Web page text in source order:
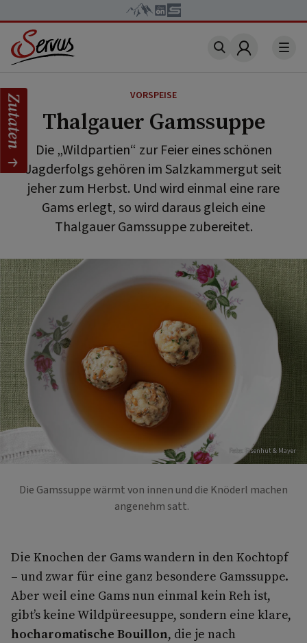
Account
VORSPEISE
Thalgauer Gamssuppe
Die „Wildpartien“ zur Feier eines schönen
Jagderfolgs gehören im Salzkammergut seit
jeher zum Herbst. Und wird einmal eine rare
Gams erlegt, so wird daraus gleich eine
Thalgauer Gamssuppe zubereitet.
Foto: Eisenhut & Mayer
Die Gamssuppe wärmt von innen und die Knöderl machen
angenehm satt.
Die Knochen der Gams wandern in den Kochtopf
– und zwar für eine ganz besondere Gamssuppe.
Aber weil eine Gams nun einmal kein Reh ist,
gibt’s keine Wildpüreesuppe, sondern eine klare,
hocharomatische Bouillon, die je nach
Zutaten